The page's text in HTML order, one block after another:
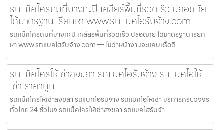
รถแม็คโครถมที่บางกะปิ เคลียร์พื้นที่รวดเร็ว ปลอดภัย
ได้มาตรฐาน เรียกหา www.รถแบคโฮรับจ้าง.com
รถแม็คโครถมที่บางกะปิ เคลียร์พื้นที่รวดเร็ว ปลอดภัย ได้มาตรฐาน เรียก
หา www.รถแบคโฮรับจ้าง.com — ไม่ว่าหน้างานจะแคบหรือดิ
รถแม็คโครให้เช่าสงขลา รถแบคโฮรับจ้าง รถแบคโฮให้
เช่า ราคาถูก
รถแม็คโครให้เช่าสงขลา รถแบคโฮรับจ้าง รถแบคโฮให้เช่า บริการครบวงจร
ทั่วไทย 24 ชั่วโมง รถแม็คโครให้เช่าสงขลา รถแบคโฮรับจ้า